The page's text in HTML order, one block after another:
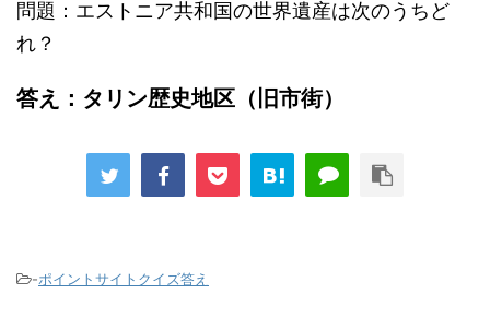
問題：エストニア共和国の世界遺産は次のうちど
れ？
答え：タリン歴史地区（旧市街）
-ポイントサイトクイズ答え